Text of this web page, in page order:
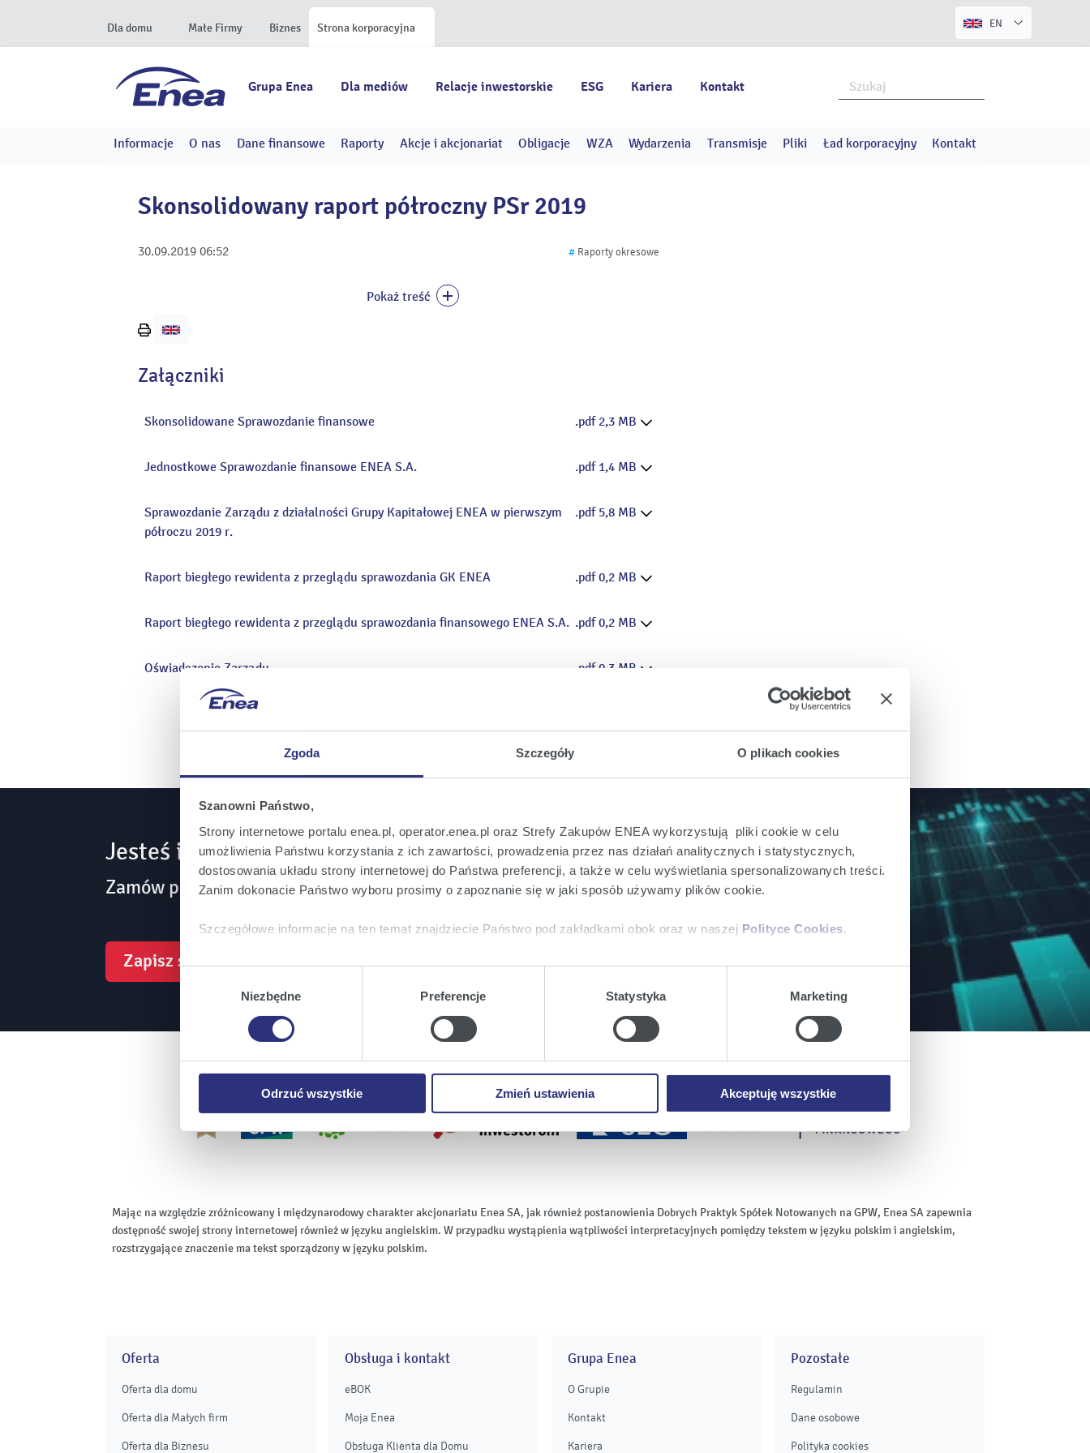
Zgoda Szczegóły O plikach cookies
Szanowni Państwo,
Strony internetowe portalu enea.pl, operator.enea.pl oraz Strefy Zakupów ENEA wykorzystują pliki cookie w celu
umożliwienia Państwu korzystania z ich zawartości, prowadzenia przez nas działań analitycznych i statystycznych,
dostosowania układu strony internetowej do Państwa preferencji, a także w celu wyświetlania spersonalizowanych treści.
Zanim dokonacie Państwo wyboru prosimy o zapoznanie się w jaki sposób używamy plików cookie.
Szczegółowe informacje na ten temat znajdziecie Państwo pod zakładkami obok oraz w naszej Polityce Cookies.
KlikającAkceptuję wszystkiewyrażają Państwo zgodę na umieszczenie wszystkich rodzajów plików cookie z
Zmień ustawienia
, możecie Państwo wybrać jakie rodzaje plików cookie będziemy umieszczać w Państwa
urządzeniu.
KlikającOdrzuć wszystkie
, odmawiacie Państwo zgody na instalację plików cookie – odmowa ta nie dotyczy jednak
plików cookie niezbędnych do prawidłowego wyświetlania i działania naszych stron internetowych.
Niezbędne Preferencje Statystyka Marketing
Odrzuć wszystkie Zmień ustawienia Akceptuję wszystkie
Dla domu Małe Firmy Biznes Strona korporacyjna EN
Grupa Enea Dla mediów Relacje inwestorskie ESG Kariera Kontakt
Informacje O nas Dane finansowe Raporty Akcje i akcjonariat Obligacje WZA Wydarzenia Transmisje Pliki Ład korporacyjny Kontakt
Skonsolidowany raport półroczny PSr 2019
30.09.2019 06:52 # Raporty okresowe
Pokaż treść
Załączniki
Skonsolidowane Sprawozdanie finansowe .pdf 2,3 MB
Jednostkowe Sprawozdanie finansowe ENEA S.A. .pdf 1,4 MB
Sprawozdanie Zarządu z działalności Grupy Kapitałowej ENEA w pierwszym
półroczu 2019 r.
.pdf 5,8 MB
Raport biegłego rewidenta z przeglądu sprawozdania GK ENEA .pdf 0,2 MB
Raport biegłego rewidenta z przeglądu sprawozdania finansowego ENEA S.A. .pdf 0,2 MB
Oświadczenie Zarządu .pdf 0,3 MB
Jesteś inwestorem? Bądź na bieżąco!
Zamów powiadomienia mailowe o wszystkich istotnych informacjach ważnych dla inwestorów.
Zapisz się
Mając na względzie zróżnicowany i międzynarodowy charakter akcjonariatu Enea SA, jak również postanowienia Dobrych Praktyk Spółek Notowanych na GPW, Enea SA zapewnia
dostępność swojej strony internetowej również w języku angielskim. W przypadku wystąpienia wątpliwości interpretacyjnych pomiędzy tekstem w języku polskim i angielskim,
rozstrzygające znaczenie ma tekst sporządzony w języku polskim.
Oferta
Oferta dla domu
Oferta dla Małych firm
Oferta dla Biznesu
Obsługa i kontakt
eBOK
Moja Enea
Obsługa Klienta dla Domu
Grupa Enea
O Grupie
Kontakt
Kariera
Pozostałe
Regulamin
Dane osobowe
Polityka cookies